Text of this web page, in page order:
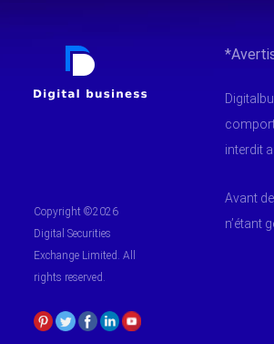
Copyright ©2026
Digital Securities
Exchange Limited. All
rights reserved.
interdit
Avant
n’étant